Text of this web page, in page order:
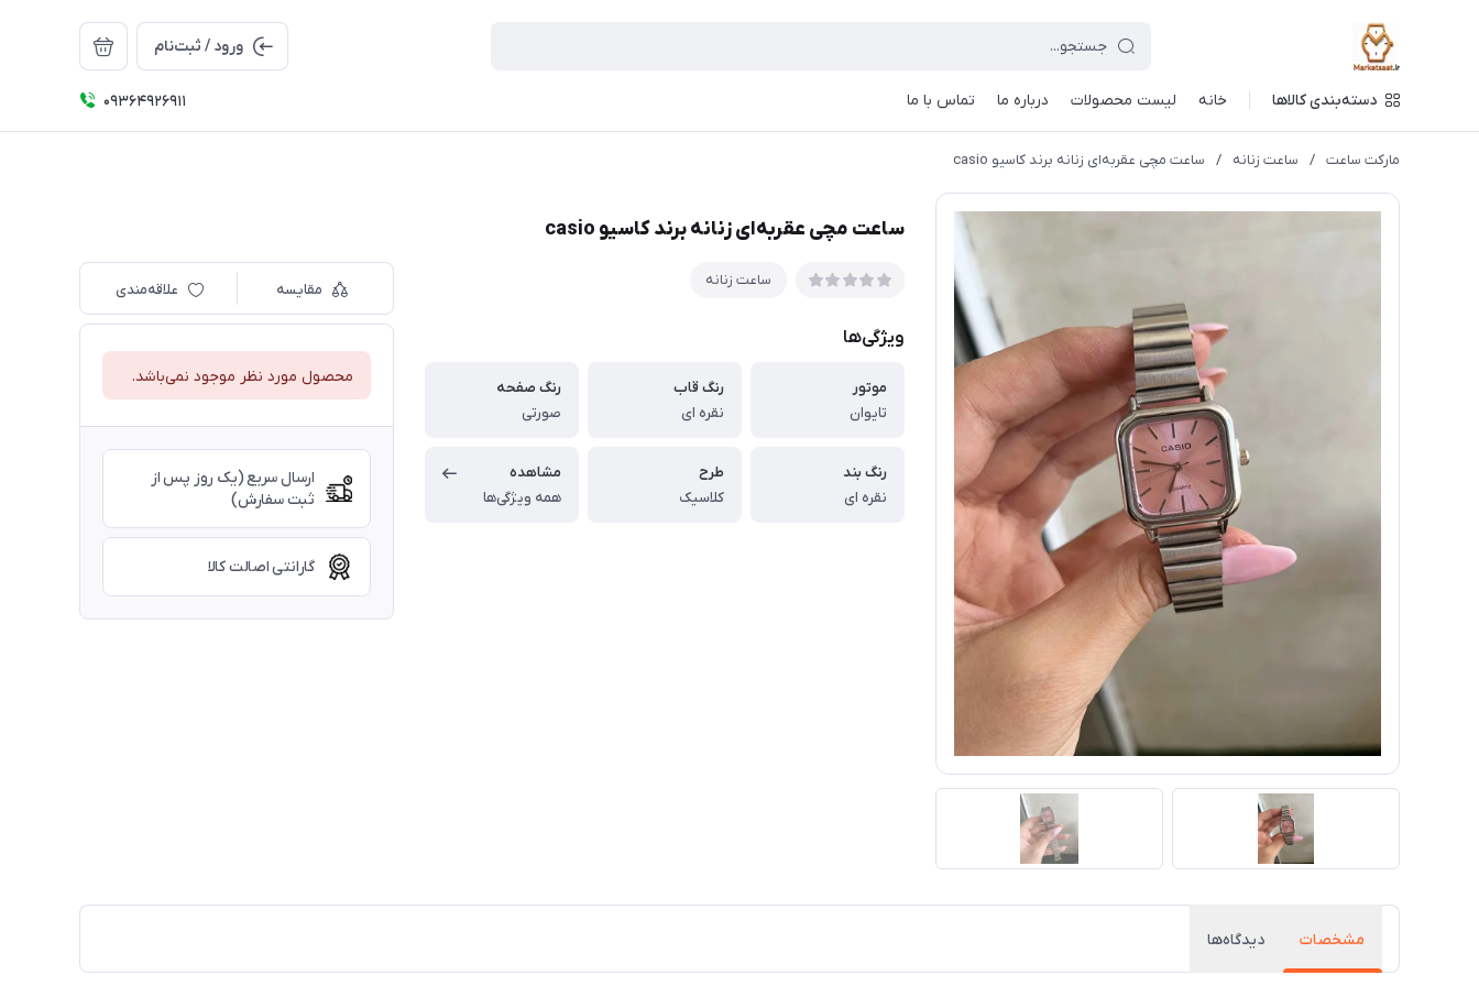
ورود / ثبت‌نام
دسته‌بندی کالاها خانه لیست محصولات درباره ما تماس با ما 09364926911
مارکت ساعت / ساعت زنانه / ساعت مچی عقربه‌ای زنانه برند کاسیو casio
ساعت مچی عقربه‌ای زنانه برند کاسیو casio
ساعت زنانه
ویژگی‌ها
موتور
تایوان
رنگ قاب
نقره ای
رنگ صفحه
صورتی
رنگ بند
نقره ای
طرح
کلاسیک
مشاهده
همه ویژگی‌ها
مقایسه علاقه‌مندی
محصول مورد نظر موجود نمی‌باشد.
ارسال سریع (یک روز پس از
ثبت سفارش)
گارانتی اصالت کالا
مشخصات دیدگاه‌ها